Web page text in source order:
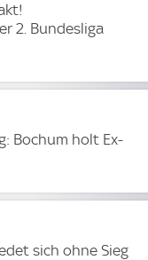
2. Bundesliga
Bochum holt Ex-
sich ohne Sieg